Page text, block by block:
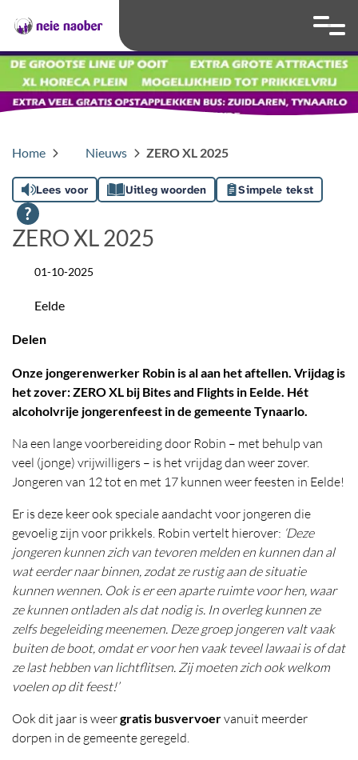
Hoog contrast
Ga naar
Home Nieuws ZERO XL 2025
Lees voor Uitleg woorden Simpele tekst
ZERO XL 2025
Datum
01-10-2025
LocatieEelde
Delen
Onze jongerenwerker Robin is al aan het aftellen. Vrijdag is
het zover: ZERO XL bij Bites and Flights in Eelde. Hét
alcoholvrije jongerenfeest in de gemeente Tynaarlo.
Na een lange voorbereiding door Robin – met behulp van
veel (jonge) vrijwilligers – is het vrijdag dan weer zover.
Jongeren van 12 tot en met 17 kunnen weer feesten in Eelde!
Er is deze keer ook speciale aandacht voor jongeren die
gevoelig zijn voor prikkels. Robin vertelt hierover: ‘Deze
jongeren kunnen zich van tevoren melden en kunnen dan al
wat eerder naar binnen, zodat ze rustig aan de situatie
kunnen wennen. Ook is er een aparte ruimte voor hen, waar
ze kunnen ontladen als dat nodig is. In overleg kunnen ze
zelfs begeleiding meenemen. Deze groep jongeren valt vaak
buiten de boot, omdat er voor hen vaak teveel lawaai is of dat
ze last hebben van lichtflitsen. Zij moeten zich ook welkom
voelen op dit feest!’
Ook dit jaar is weergratis busvervoervanuit meerder
dorpen in de gemeente geregeld.